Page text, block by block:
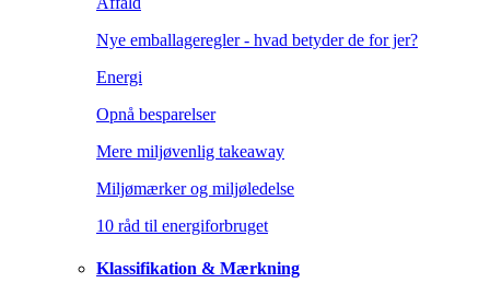
Nye emballageregler - hvad betyder de for jer?
Energi
Opnå besparelser
Mere miljøvenlig takeaway
Miljømærker og miljøledelse
10 råd til energiforbruget
Klassifikation & Mærkning